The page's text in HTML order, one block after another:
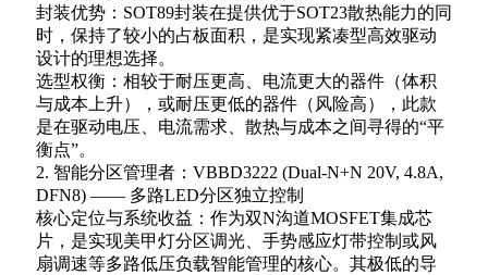
封装优势：SOT89封装在提供优于SOT23散热能力的同
时，保持了较小的占板面积，是实现紧凑型高效驱动
设计的理想选择。
选型权衡：相较于耐压更高、电流更大的器件（体积
与成本上升），或耐压更低的器件（风险高），此款
是在驱动电压、电流需求、散热与成本之间寻得的“平
衡点”。
2. 智能分区管理者：VBBD3222 (Dual-N+N 20V, 4.8A,
DFN8) —— 多路LED分区独立控制
核心定位与系统收益：作为双N沟道MOSFET集成芯
片，是实现美甲灯分区调光、手势感应灯带控制或风
扇调速等多路低压负载智能管理的核心。其极低的导